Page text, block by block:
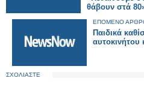
θάβουν στά
ΕΠΟΜΕΝΟ
Παιδικά
αυτοκινήτου
ΣΧΟΛΙΑΣΤΕ